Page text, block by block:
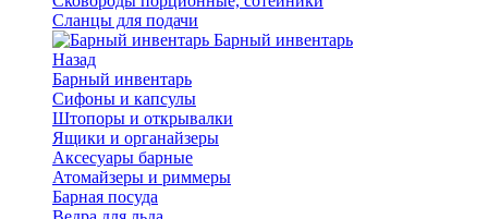
Сланцы для подачи
Барный инвентарь
Назад
Барный инвентарь
Сифоны и капсулы
Штопоры и открывалки
Ящики и органайзеры
Аксесуары барные
Атомайзеры и риммеры
Барная посуда